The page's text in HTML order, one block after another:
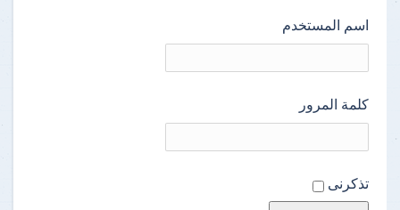
اسم المستخدم
كلمة المرور
تذكرنى